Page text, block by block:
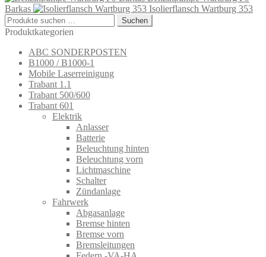
Barkas
Isolierflansch Wartburg 353
Suchen
nach:
Suchen
Produktkategorien
ABC SONDERPOSTEN
B1000 / B1000-1
Mobile Laserreinigung
Trabant 1.1
Trabant 500/600
Trabant 601
Elektrik
Anlasser
Batterie
Beleuchtung hinten
Beleuchtung vorn
Lichtmaschine
Schalter
Zündanlage
Fahrwerk
Abgasanlage
Bremse hinten
Bremse vorn
Bremsleitungen